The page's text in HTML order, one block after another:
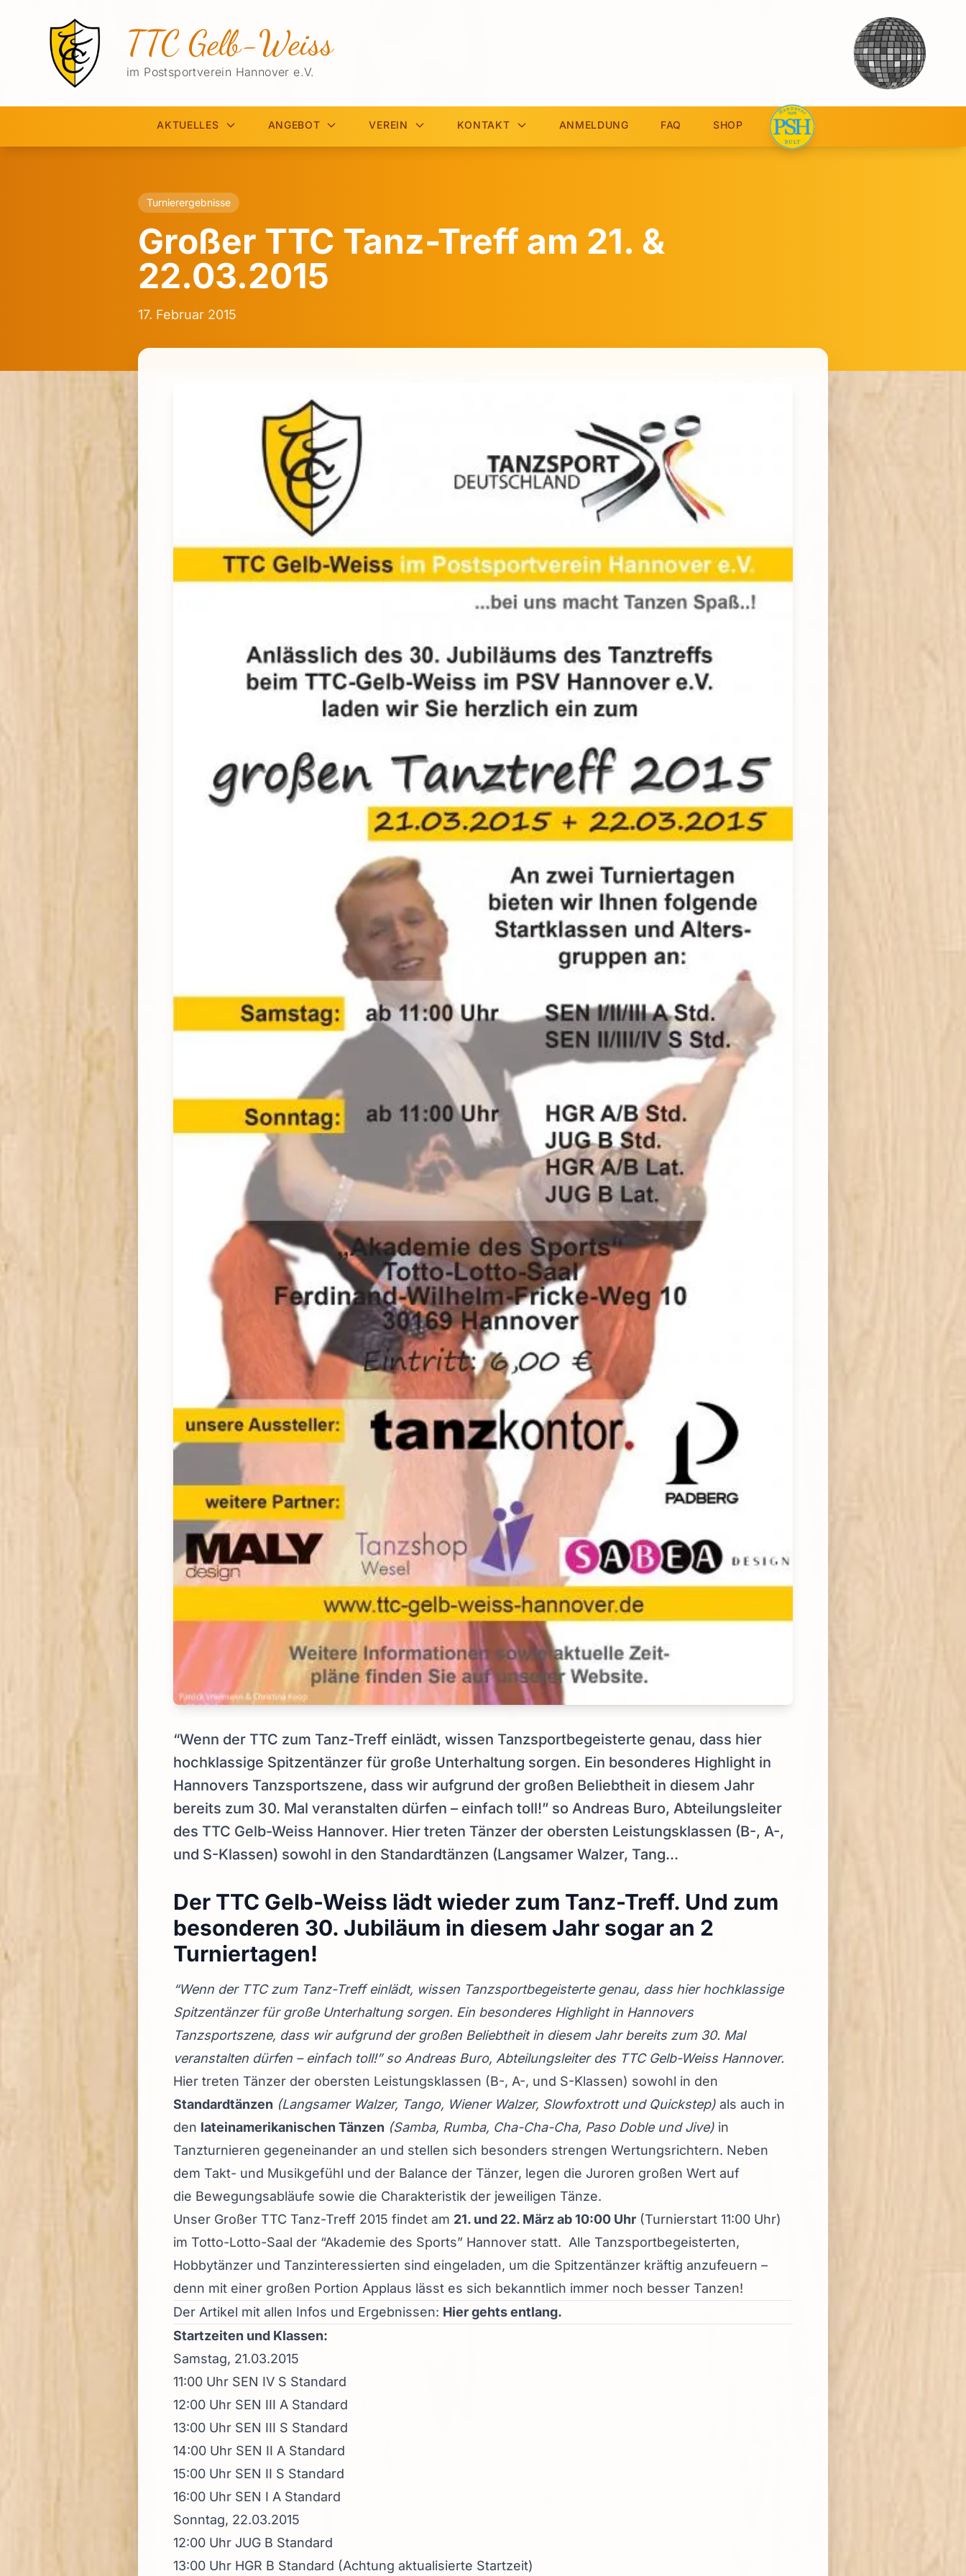
TTC Gelb-Weiss
im Postsportverein Hannover e.V.
AKTUELLES ANGEBOT VEREIN KONTAKT ANMELDUNG FAQ SHOP
Turnierergebnisse
Großer TTC Tanz-Treff am 21. &
22.03.2015
17. Februar 2015
“Wenn der TTC zum Tanz-Treff einlädt, wissen Tanzsportbegeisterte genau, dass hier
hochklassige Spitzentänzer für große Unterhaltung sorgen. Ein besonderes Highlight in
Hannovers Tanzsportszene, dass wir aufgrund der großen Beliebtheit in diesem Jahr
bereits zum 30. Mal veranstalten dürfen – einfach toll!” so Andreas Buro, Abteilungsleiter
des TTC Gelb-Weiss Hannover. Hier treten Tänzer der obersten Leistungsklassen (B-, A-,
und S-Klassen) sowohl in den Standardtänzen (Langsamer Walzer, Tang...
Der TTC Gelb-Weiss lädt wieder zum Tanz-Treff. Und zum
besonderen 30. Jubiläum in diesem Jahr sogar an 2
Turniertagen!
“Wenn der TTC zum Tanz-Treff einlädt, wissen Tanzsportbegeisterte genau, dass hier hochklassige
Spitzentänzer für große Unterhaltung sorgen. Ein besonderes Highlight in Hannovers
Tanzsportszene, dass wir aufgrund der großen Beliebtheit in diesem Jahr bereits zum 30. Mal
veranstalten dürfen – einfach toll!” so Andreas Buro, Abteilungsleiter des TTC Gelb-Weiss Hannover.
Hier treten Tänzer der obersten Leistungsklassen (B-, A-, und S-Klassen) sowohl in den
Standardtänzen (Langsamer Walzer, Tango, Wiener Walzer, Slowfoxtrott und Quickstep) als auch in
den lateinamerikanischen Tänzen (Samba, Rumba, Cha-Cha-Cha, Paso Doble und Jive) in
Tanzturnieren gegeneinander an und stellen sich besonders strengen Wertungsrichtern. Neben
dem Takt- und Musikgefühl und der Balance der Tänzer, legen die Juroren großen Wert auf
die Bewegungsabläufe sowie die Charakteristik der jeweiligen Tänze.
Unser Großer TTC Tanz-Treff 2015 findet am 21. und 22. März ab 10:00 Uhr (Turnierstart 11:00 Uhr)
im Totto-Lotto-Saal der “Akademie des Sports” Hannover statt. Alle Tanzsportbegeisterten,
Hobbytänzer und Tanzinteressierten sind eingeladen, um die Spitzentänzer kräftig anzufeuern –
denn mit einer großen Portion Applaus lässt es sich bekanntlich immer noch besser Tanzen!
Der Artikel mit allen Infos und Ergebnissen: Hier gehts entlang.
Startzeiten und Klassen:
Samstag, 21.03.2015
11:00 Uhr SEN IV S Standard
12:00 Uhr SEN III A Standard
13:00 Uhr SEN III S Standard
14:00 Uhr SEN II A Standard
15:00 Uhr SEN II S Standard
16:00 Uhr SEN I A Standard
Sonntag, 22.03.2015
12:00 Uhr JUG B Standard
13:00 Uhr HGR B Standard (Achtung aktualisierte Startzeit)